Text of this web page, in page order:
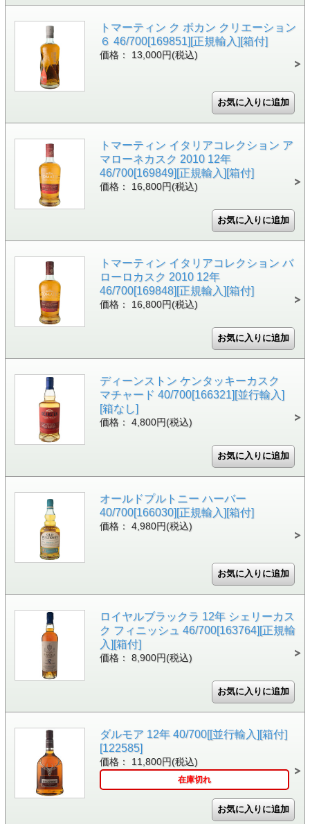
トマーティン ク ボカン クリエーション
６ 46/700[169851][正規輸入][箱付]
価格： 13,000円(税込)
トマーティン イタリアコレクション ア
マローネカスク 2010 12年
46/700[169849][正規輸入][箱付]
価格： 16,800円(税込)
トマーティン イタリアコレクション バ
ローロカスク 2010 12年
46/700[169848][正規輸入][箱付]
価格： 16,800円(税込)
ディーンストン ケンタッキーカスク
マチャード 40/700[166321][並行輸入]
[箱なし]
価格： 4,800円(税込)
オールドプルトニー ハーバー
40/700[166030][正規輸入][箱付]
価格： 4,980円(税込)
ロイヤルブラックラ 12年 シェリーカス
ク フィニッシュ 46/700[163764][正規輸
入][箱付]
価格： 8,900円(税込)
ダルモア 12年 40/700[[並行輸入][箱付]
[122585]
価格： 11,800円(税込)
在庫切れ